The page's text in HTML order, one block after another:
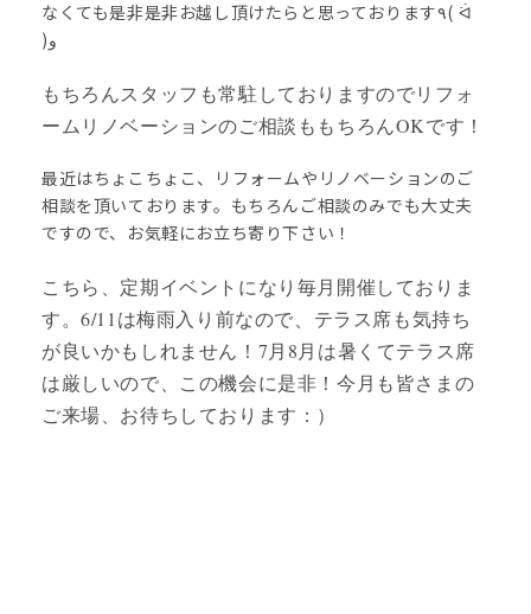
なくても是非是非お越し頂けたらと思っております٩( ᐛ
)و
もちろんスタッフも常駐しておりますのでリフォ
ームリノベーションのご相談ももちろんOKです！
最近はちょこちょこ、リフォームやリノベーションのご
相談を頂いております。もちろんご相談のみでも大丈夫
ですので、お気軽にお立ち寄り下さい！
こちら、定期イベントになり毎月開催しておりま
す。6/11は梅雨入り前なので、テラス席も気持ち
が良いかもしれません！7月8月は暑くてテラス席
は厳しいので、この機会に是非！今月も皆さまの
ご来場、お待ちしております：）